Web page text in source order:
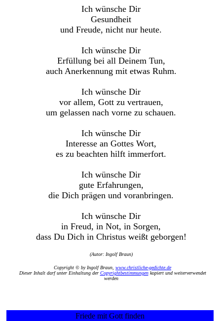
Ich wünsche Dir
Gesundheit
und Freude, nicht nur heute.
Ich wünsche Dir
Erfüllung bei all Deinem Tun,
auch Anerkennung mit etwas Ruhm.
Ich wünsche Dir
vor allem, Gott zu vertrauen,
um gelassen nach vorne zu schauen.
Ich wünsche Dir
Interesse an Gottes Wort,
es zu beachten hilft immerfort.
Ich wünsche Dir
gute Erfahrungen,
die Dich prägen und voranbringen.
Ich wünsche Dir
in Freud, in Not, in Sorgen,
dass Du Dich in Christus weißt geborgen!
(Autor: Ingolf Braun)
Copyright © by Ingolf Braun, www.christliche-gedichte.de
Dieser Inhalt darf unter Einhaltung der Copyrightbestimmungenkopiert und weiterverwendet
werden
Friede mit Gott finden